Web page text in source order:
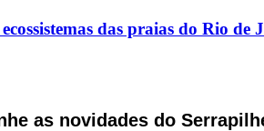
das praias do Rio de
as novidades do